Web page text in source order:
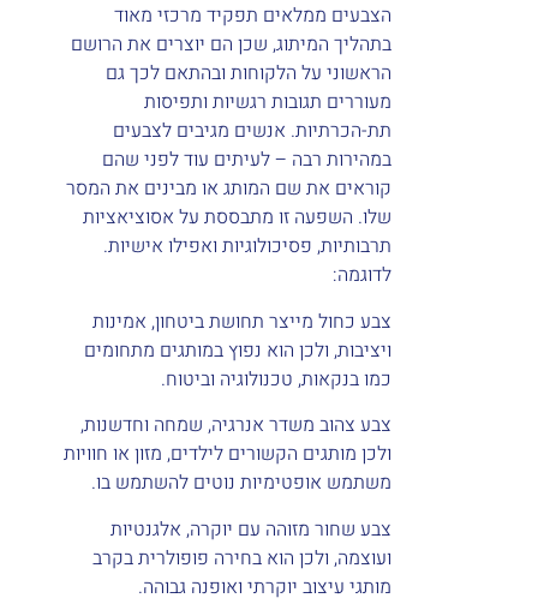
הצבעים ממלאים תפקיד מרכזי מאוד
בתהליך המיתוג, שכן הם יוצרים את הרושם
הראשוני על הלקוחות ובהתאם לכך גם
מעוררים תגובות רגשיות ותפיסות
תת-הכרתיות. אנשים מגיבים לצבעים
במהירות רבה – לעיתים עוד לפני שהם
קוראים את שם המותג או מבינים את המסר
שלו. השפעה זו מתבססת על אסוציאציות
תרבותיות, פסיכולוגיות ואפילו אישיות.
לדוגמה:
צבע כחול מייצר תחושת ביטחון, אמינות
ויציבות, ולכן הוא נפוץ במותגים מתחומים
כמו בנקאות, טכנולוגיה וביטוח.
צבע צהוב משדר אנרגיה, שמחה וחדשנות,
ולכן מותגים הקשורים לילדים, מזון או חוויות
משתמש אופטימיות נוטים להשתמש בו.
צבע שחור מזוהה עם יוקרה, אלגנטיות
ועוצמה, ולכן הוא בחירה פופולרית בקרב
מותגי עיצוב יוקרתי ואופנה גבוהה.